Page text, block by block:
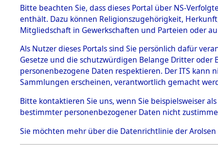
BESTÄNDE
1.
mente
5. Verschiedenes
5.3
Todesmärsche
5.3.1 Alliierte
Erhebungen
zu
Todesmärsch
en
5.3.2
Bitte beachten Sie, dass dieses Portal über NS-
enthält. Dazu können Religionszugehörigkeit,
Mitgliedschaft in Gewerkschaften und Parteien oder
Als Nutzer dieses Portals sind Sie persönlich dafür
Gesetze und die schutzwürdigen Belange Dritter
personenbezogene Daten respektieren. Der ITS
Sammlungen erscheinen, verantwortlich gemacht
Bitte kontaktieren Sie uns, wenn Sie beispielsweiser
bestimmter personenbezogener Daten nicht
Sie möchten mehr über die Datenrichtlinie der Arolsen